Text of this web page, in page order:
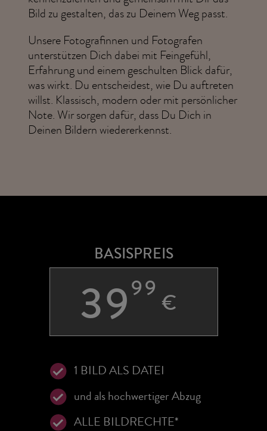
Bild zu gestalten, das zu Deinem Weg passt.
Unsere Fotografinnen und Fotografen
unterstützen Dich dabei mit Feingefühl,
Erfahrung und einem geschulten Blick dafür,
was wirkt. Du entscheidest, wie Du auftreten
willst. Klassisch, modern oder mit persönlicher
Note. Wir sorgen dafür, dass Du Dich in
Deinen Bildern wiedererkennst.
BASISPREIS
3999 €
1 BILD ALS DATEI
und als hochwertiger Abzug
ALLE BILDRECHTE*